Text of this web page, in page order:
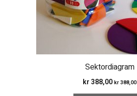
Sektordiagram
kr 388,00 kr 388,00